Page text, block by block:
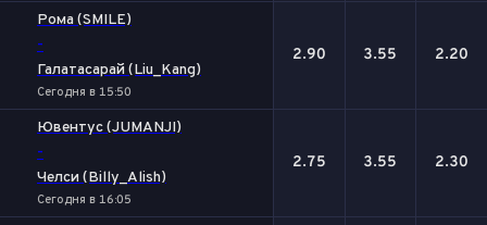
Рома (SMILE)
-
Галатасарай (Liu_Kang)
Сегодня в 15:50
2.90 3.55 2.20
Ювентус (JUMANJI)
-
Челси (Billy_Alish)
Сегодня в 16:05
2.75 3.55 2.30